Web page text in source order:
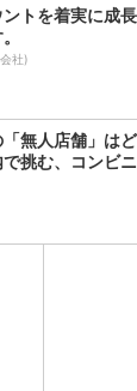
トを着実に成
社)
「無人店舗」は
挑む、コンビ